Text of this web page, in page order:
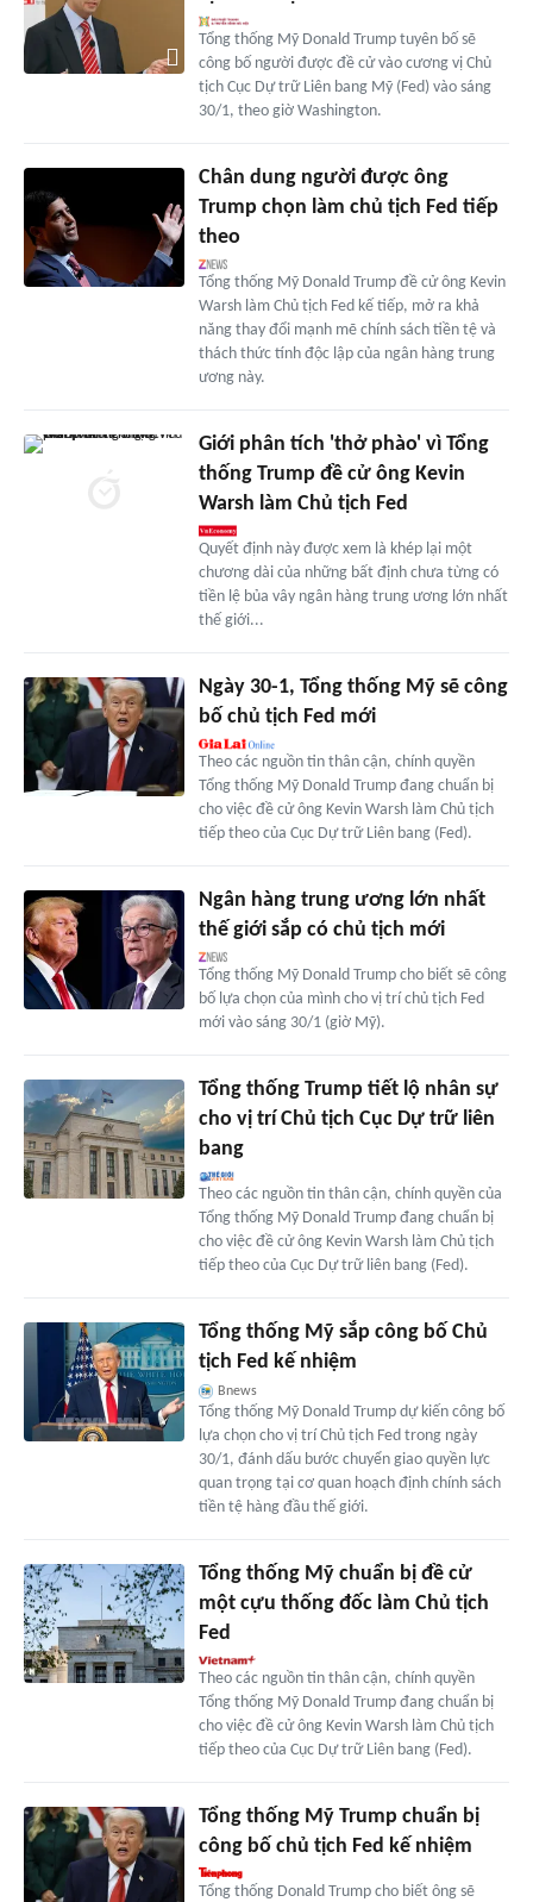
Tổng thống Mỹ Donald Trump tuyên bố sẽ
công bố người được đề cử vào cương vị Chủ
tịch Cục Dự trữ Liên bang Mỹ (Fed) vào sáng
30/1, theo giờ Washington.
Chân dung người được ông
Trump chọn làm chủ tịch Fed tiếp
theo
Tổng thống Mỹ Donald Trump đề cử ông Kevin
Warsh làm Chủ tịch Fed kế tiếp, mở ra khả
năng thay đổi mạnh mẽ chính sách tiền tệ và
thách thức tính độc lập của ngân hàng trung
ương này.
Giới phân tích 'thở phào' vì Tổng
thống Trump đề cử ông Kevin
Warsh làm Chủ tịch Fed
Quyết định này được xem là khép lại một
chương dài của những bất định chưa từng có
tiền lệ bủa vây ngân hàng trung ương lớn nhất
thế giới...
Ngày 30-1, Tổng thống Mỹ sẽ công
bố chủ tịch Fed mới
Theo các nguồn tin thân cận, chính quyền
Tổng thống Mỹ Donald Trump đang chuẩn bị
cho việc đề cử ông Kevin Warsh làm Chủ tịch
tiếp theo của Cục Dự trữ Liên bang (Fed).
Ngân hàng trung ương lớn nhất
thế giới sắp có chủ tịch mới
Tổng thống Mỹ Donald Trump cho biết sẽ công
bố lựa chọn của mình cho vị trí chủ tịch Fed
mới vào sáng 30/1 (giờ Mỹ).
Tổng thống Trump tiết lộ nhân sự
cho vị trí Chủ tịch Cục Dự trữ liên
bang
Theo các nguồn tin thân cận, chính quyền của
Tổng thống Mỹ Donald Trump đang chuẩn bị
cho việc đề cử ông Kevin Warsh làm Chủ tịch
tiếp theo của Cục Dự trữ liên bang (Fed).
Tổng thống Mỹ sắp công bố Chủ
tịch Fed kế nhiệm
Bnews
Tổng thống Mỹ Donald Trump dự kiến công bố
lựa chọn cho vị trí Chủ tịch Fed trong ngày
30/1, đánh dấu bước chuyển giao quyền lực
quan trọng tại cơ quan hoạch định chính sách
tiền tệ hàng đầu thế giới.
Tổng thống Mỹ chuẩn bị đề cử
một cựu thống đốc làm Chủ tịch
Fed
Theo các nguồn tin thân cận, chính quyền
Tổng thống Mỹ Donald Trump đang chuẩn bị
cho việc đề cử ông Kevin Warsh làm Chủ tịch
tiếp theo của Cục Dự trữ Liên bang (Fed).
Tổng thống Mỹ Trump chuẩn bị
công bố chủ tịch Fed kế nhiệm
Tổng thống Donald Trump cho biết ông sẽ